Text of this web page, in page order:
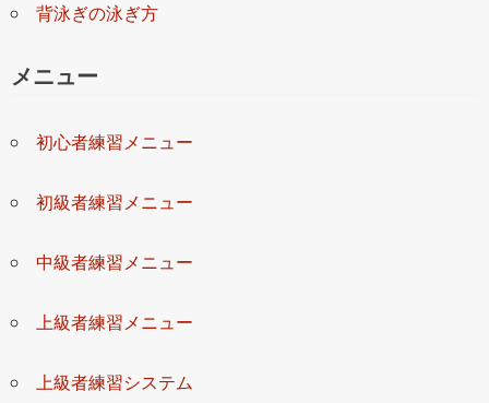
背泳ぎの泳ぎ方
メニュー
初心者練習メニュー
初級者練習メニュー
中級者練習メニュー
上級者練習メニュー
上級者練習システム